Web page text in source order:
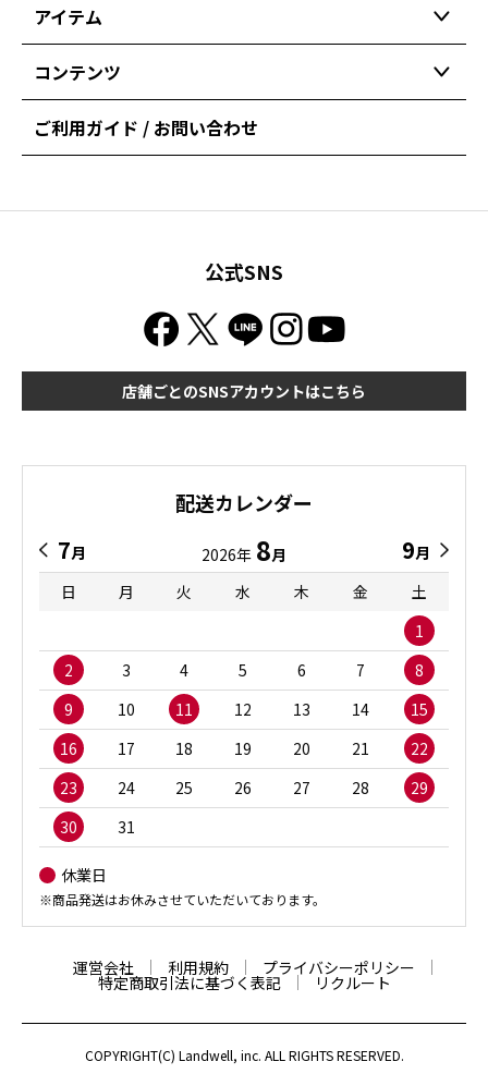
アイテム
コンテンツ
ご利用ガイド / お問い合わせ
公式SNS
店舗ごとのSNSアカウントはこちら
配送カレンダー
7月 2026年 8月 9月
日
月 火 水 木 金
土
1
2
3 4 5 6 7
8
9
10 11 12 13 14
15
16
17 18 19 20 21
22
23
24 25 26 27 28
29
30
31
休業日
※商品発送はお休みさせていただいております。
運営会社 利用規約 プライバシーポリシー
特定商取引法に基づく表記 リクルート
COPYRIGHT(C) Landwell, inc. ALL RIGHTS RESERVED.